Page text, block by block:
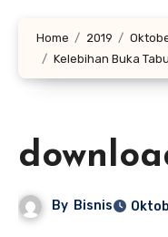
Home 2019
Kelebihan Buka
By Bisnis